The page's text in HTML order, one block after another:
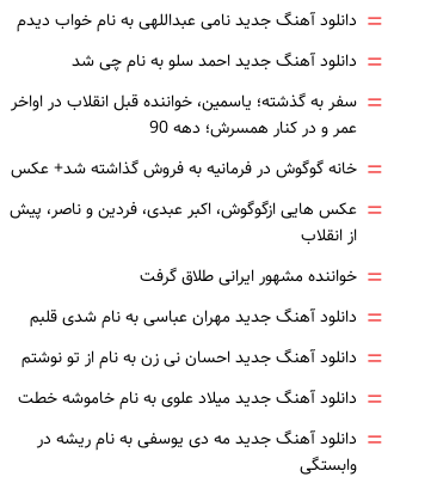
= دانلود آهنگ جدید نامی عبداللهی به نام خواب دیدم
= دانلود آهنگ جدید احمد سلو به نام چی شد
= سفر به گذشته؛ یاسمین، خواننده قبل انقلاب در اواخر
عمر و در کنار همسرش؛ دهه 90
= خانه گوگوش در فرمانیه به فروش گذاشته شد+ عکس
= عکس هایی ازگوگوش، اکبر عبدی، فردین و ناصر، پیش
از انقلاب
= خواننده مشهور ایرانی طلاق گرفت
= دانلود آهنگ جدید مهران عباسی به نام شدی قلبم
= دانلود آهنگ جدید احسان نی زن به نام از تو نوشتم
= دانلود آهنگ جدید میلاد علوی به نام خاموشه خطت
= دانلود آهنگ جدید مه دی یوسفی به نام ریشه در
وابستگی